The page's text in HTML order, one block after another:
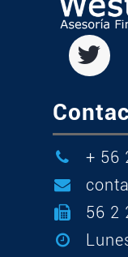
+ 56
56 2